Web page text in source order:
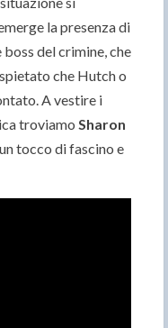
la presenza di
del crimine, che
che Hutch o
A vestire i
troviamo Sharon
tocco di fascino e